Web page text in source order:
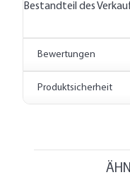
Bestandteil des
Bewertungen
Produktsicherheit